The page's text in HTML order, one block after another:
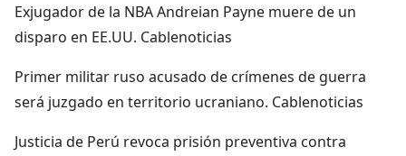
Exjugador de la NBA Andreian Payne muere de un
disparo en EE.UU. Cablenoticias
Primer militar ruso acusado de crímenes de guerra
será juzgado en territorio ucraniano. Cablenoticias
Justicia de Perú revoca prisión preventiva contra